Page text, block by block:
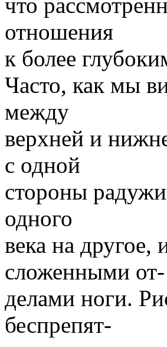
отношения
к более
Часто, как мы
между
верхней и
с одной
стороны
одного
века на другое,
сложенными от-
делами ноги.
беспрепят-